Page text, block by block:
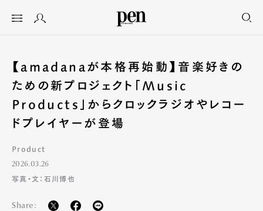
【amadanaが本格再始動】音楽好きの
ための新プロジェクト「Music
Products」からクロックラジオやレコー
ドプレイヤーが登場
Product
2026.03.26
写真・文：石川博也
Share: